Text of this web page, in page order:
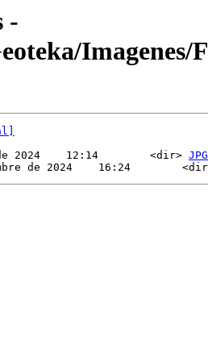
-
Imagenes/
2024    12:14        <dir> JPG
de 2024    16:24